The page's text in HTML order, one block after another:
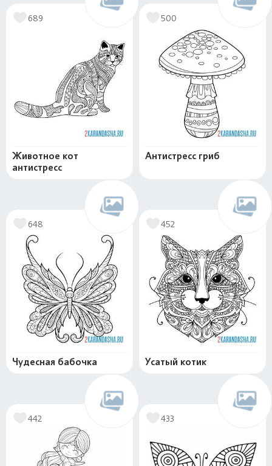
689
Животное кот
антистресс
500
Антистресс гриб
648
Чудесная бабочка
452
Усатый котик
442 433